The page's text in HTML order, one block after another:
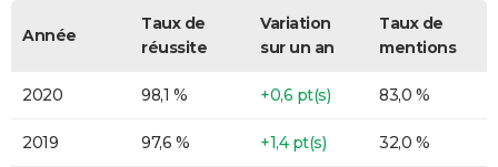
Année
Taux de
réussite
Variation
sur un an
Taux de
mentions
2020 98,1 % +0,6 pt(s) 83,0 %
2019 97,6 % +1,4 pt(s) 32,0 %